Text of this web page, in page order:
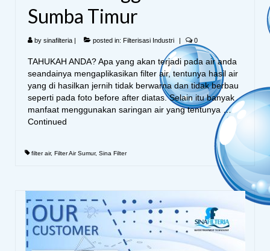
Sumba Timur
by sinafilteria | posted in: Filterisasi Industri | 0
TAHUKAH ANDA? Apa yang akan terjadi pada air anda
seandainya mengaplikasikan filter air, tentunya hasil air
yang di hasilkan jernih tidak berwarna dan tidak berbau
seperti pada foto before after diatas. Selain itu banyak
manfaat menggunakan saringan air yang tentunya …
Continued
filter air, Filter Air Sumur, Sina Filter